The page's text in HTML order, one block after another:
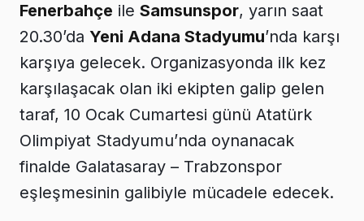
Fenerbahçe ile Samsunspor, yarın saat
20.30’da Yeni Adana Stadyumu’nda karşı
karşıya gelecek. Organizasyonda ilk kez
karşılaşacak olan iki ekipten galip gelen
taraf, 10 Ocak Cumartesi günü Atatürk
Olimpiyat Stadyumu’nda oynanacak
finalde Galatasaray – Trabzonspor
eşleşmesinin galibiyle mücadele edecek.